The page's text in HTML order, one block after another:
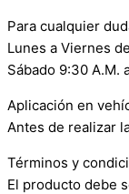
Para cualquier
Lunes a Viernes
Sábado 9:30 A.M.
Aplicación en
Antes de realizar
Términos y
El producto debe